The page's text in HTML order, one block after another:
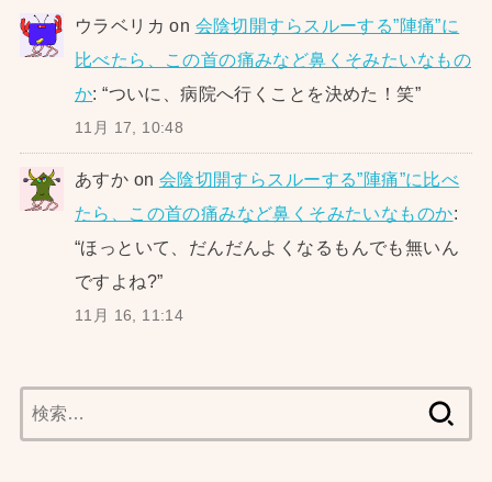
ウラベリカ on 会陰切開すらスルーする”陣痛”に
比べたら、この首の痛みなど鼻くそみたいなもの
か: “ついに、病院へ行くことを決めた！笑”
11月 17, 10:48
あすか on 会陰切開すらスルーする”陣痛”に比べ
たら、この首の痛みなど鼻くそみたいなものか:
“ほっといて、だんだんよくなるもんでも無いん
ですよね?”
11月 16, 11:14
索: